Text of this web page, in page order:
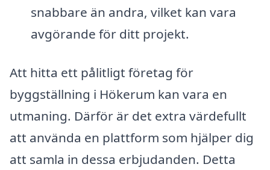
snabbare än andra, vilket kan vara
avgörande för ditt projekt.
Att hitta ett pålitligt företag för
byggställning i Hökerum kan vara en
utmaning. Därför är det extra värdefullt
att använda en plattform som hjälper dig
att samla in dessa erbjudanden. Detta